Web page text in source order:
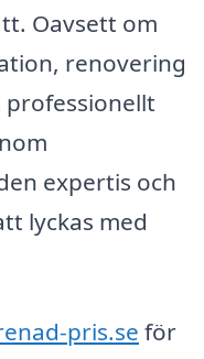
Oavsett om
renovering
expertis och
lyckas med
pris.se för